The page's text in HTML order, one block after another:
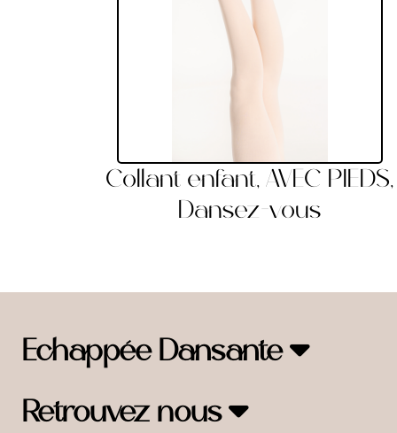
Collant enfant, AVEC PIEDS,
Dansez-vous
Echappée Dansante
Retrouvez nous